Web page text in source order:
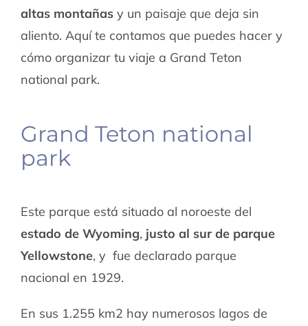
altas montañasy un paisaje que deja sin
aliento. Aquí te contamos que puedes hacer y
cómo organizar tu viaje a Grand Teton
national park.
Grand Teton national
park
Este parque está situado al noroeste del
estado de Wyoming, justo al sur de parque
Yellowstone, y fue declarado parque
nacional en 1929.
En sus 1.255 km2 hay numerosos lagos de